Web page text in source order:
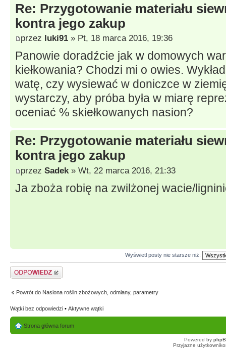
Re: Przygotowanie materiału
kontra jego zakup
przez luki91 » Pt, 18 marca 2016, 19:36
Panowie doradźcie jak w domowych
kiełkowania? Chodzi mi o owies.
watę, czy wysiewać w doniczce w
wystarczy, aby próba była w miarę
oceniać % skiełkowanych nasion?
Re: Przygotowanie materiału
kontra jego zakup
przez Sadek » Wt, 22 marca 2016, 21:33
Ja zboża robię na zwilżonej wacie/
Wyświetl posty nie starsze niż:
Odpowiedz
Powrót do Nasiona roślin zbożowych, odmiany, parametry
Wątki bez odpowiedzi • Aktywne wątki
Strona główna forum
Powered by
Przyjazne